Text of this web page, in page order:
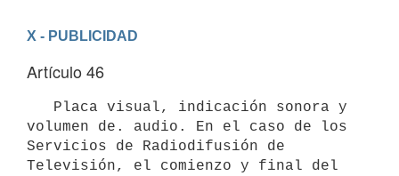
X - PUBLICIDAD
Artículo 46
volumen de. audio. En el caso de los
Servicios de Radiodifusión de
Televisión, el comienzo y final del